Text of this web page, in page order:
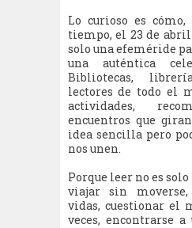
Lo curioso es
tiempo, el 23 de
solo una efeméride
una auténtica
Bibliotecas,
lectores de todo el
actividades,
encuentros que
idea sencilla pero
nos unen.
Porque leer no es
viajar sin
vidas, cuestionar el
veces, encontrarse